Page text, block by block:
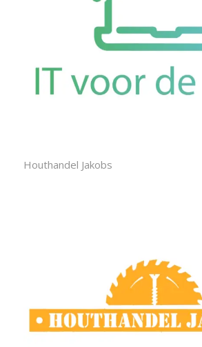
Houthandel Jakobs